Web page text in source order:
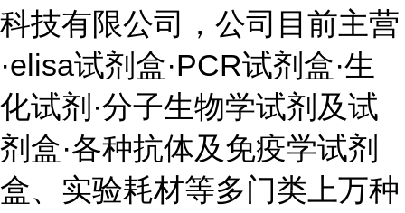
科技有限公司，公司目前主营
·elisa试剂盒·PCR试剂盒·生
化试剂·分子生物学试剂及试
剂盒·各种抗体及免疫学试剂
盒、实验耗材等多门类上万种